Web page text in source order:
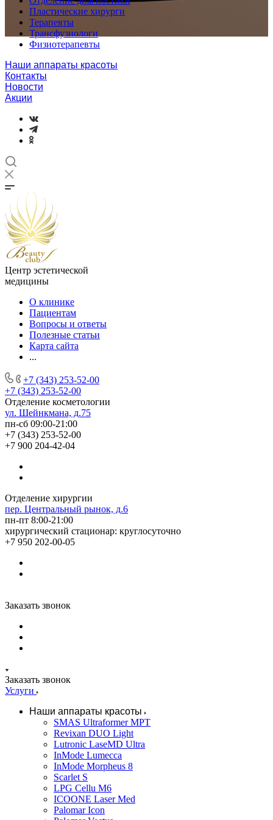
Пластические хирурги
Терапевты
Трансфузиологи
Физиотерапевты
Наши аппараты красоты
Контакты
Новости
Акции
Центр эстетической
медицины
О клинике
Пациентам
Вопросы и ответы
Полезные статьи
Карта сайта
...
+7 (343) 253-52-00
+7 (343) 253-52-00
Отделение косметологии
ул. Шейнкмана, д.75
пн-сб 09:00-21:00
+7 (343) 253-52-00
+7 900 204-42-04
Отделение хирургии
пер. Центральный рынок, д.6
пн-пт 8:00-21:00
хирургический стационар: круглосуточно
+7 950 202-00-05
Заказать звонок
Заказать звонок
Услуги
Наши аппараты красоты
SMAS Ultraformer MPT
Revixan DUO Light
Lutronic LaseMD Ultra
InMode Lumecca
InMode Morpheus 8
Scarlet S
LPG Cellu M6
ICOONE Laser Med
Palomar Icon